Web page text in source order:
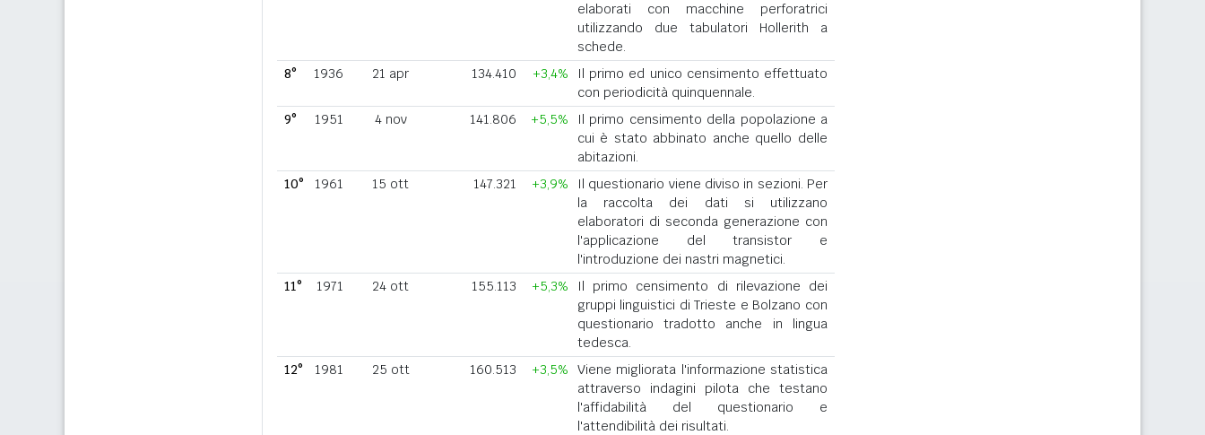
elaborati con macchine perforatrici
utilizzando due tabulatori Hollerith a
schede.
8°
1936 21 apr 134.410 +3,4%
Il primo ed unico censimento effettuato
con periodicità quinquennale.
9°
1951 4 nov 141.806 +5,5%
Il primo censimento della popolazione a
cui è stato abbinato anche quello delle
abitazioni.
10°
1961 15 ott 147.321 +3,9%
Il questionario viene diviso in sezioni. Per
la raccolta dei dati si utilizzano
elaboratori di seconda generazione con
l'applicazione del transistor e
l'introduzione dei nastri magnetici.
11°
1971 24 ott 155.113 +5,3%
Il primo censimento di rilevazione dei
gruppi linguistici di Trieste e Bolzano con
questionario tradotto anche in lingua
tedesca.
12°
1981 25 ott 160.513 +3,5%
Viene migliorata l'informazione statistica
attraverso indagini pilota che testano
l'affidabilità del questionario e
l'attendibilità dei risultati.